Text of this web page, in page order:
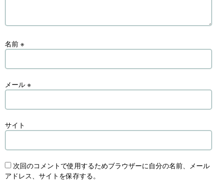
名前 ※
メール ※
サイト
次回のコメントで使用するためブラウザーに自分の名前、メール
アドレス、サイトを保存する。